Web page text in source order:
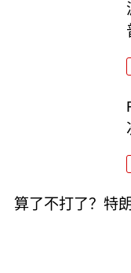
算了不打了？特